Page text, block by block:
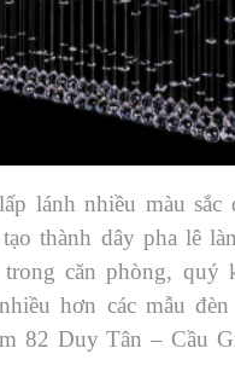
lánh nhiều màu sắc
thành dây pha lê
căn phòng, quý
hơn các mẫu
82 Duy Tân – Cầu